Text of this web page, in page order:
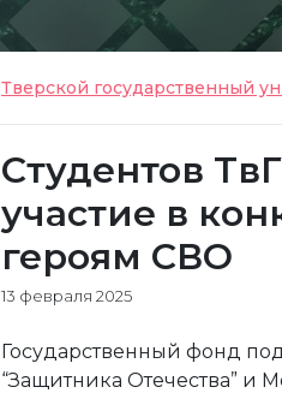
Тверской государственный
Студентов
участие в
героям СВО
13 февраля 2025
Государственный фонд
“Защитника Отечества” и